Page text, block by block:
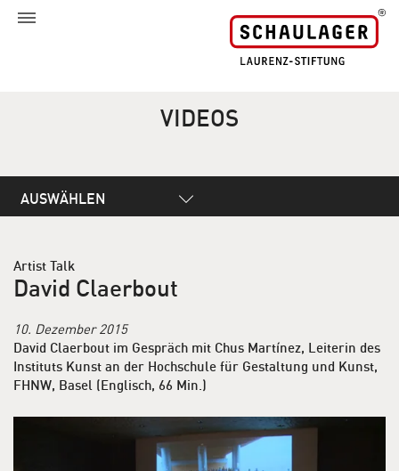
VIDEOS
AUSWÄHLEN
Artist Talk
David Claerbout
10. Dezember 2015
David Claerbout im Gespräch mit Chus Martínez, Leiterin des
Instituts Kunst an der Hochschule für Gestaltung und Kunst,
FHNW, Basel (Englisch, 66 Min.)